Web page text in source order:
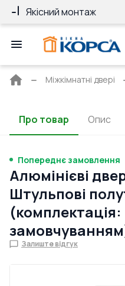
Якісний монтаж
Головна
Міжкімнатні двері
Про товар Опис
Попереднє замовлення
Алюмінієві
Штульпові
(комплектація:
Залиште відгук